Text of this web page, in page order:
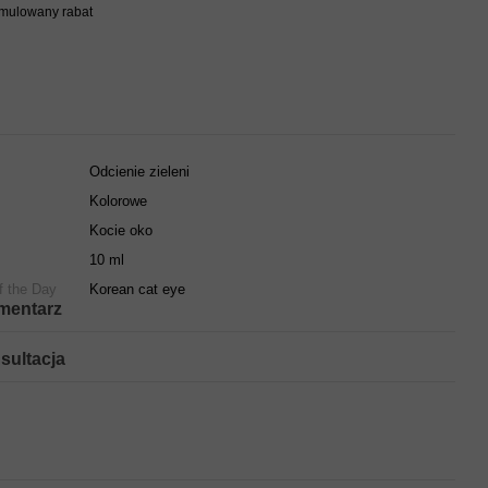
rabat
Odcienie zieleni
Kolorowe
Kocie oko
10 ml
the Day
Korean cat eye